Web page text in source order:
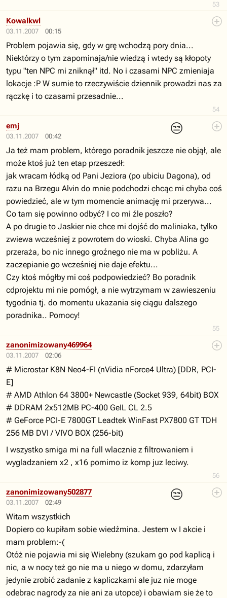
53
03.11.2007 00:15
54
Kowalkwl
Problem pojawia się, gdy w grę wchodzą pory dnia...
Niektórzy o tym zapominaja/nie wiedzą i wtedy są kłopoty
typu "ten NPC mi zniknął" itd. No i czasami NPC zmieniaja
lokacje :P W sumie to rzeczywiście dziennik prowadzi nas za
rączkę i to czasami przesadnie...
03.11.2007 00:42
😒
55
emj
Ja też mam problem, którego poradnik jeszcze nie objął, ale
może ktoś już ten etap przeszedł:
jak wracam łódką od Pani Jeziora (po ubiciu Dagona), od
razu na Brzegu Alvin do mnie podchodzi chcąc mi chyba coś
powiedzieć, ale w tym momencie animację mi przerywa...
Co tam się powinno odbyć? I co mi źle poszło?
A po drugie to Jaskier nie chce mi dojść do maliniaka, tylko
zwiewa wcześniej z powrotem do wioski. Chyba Alina go
przeraża, bo nic innego groźnego nie ma w pobliżu. A
zaczepianie go wcześniej nie daje efektu...
Czy ktoś mógłby mi coś podpowiedzieć? Bo poradnik
cdprojektu mi nie pomógł, a nie wytrzymam w zawieszeniu
tygodnia tj. do momentu ukazania się ciągu dalszego
poradnika.. Pomocy!
03.11.2007 02:06
56
zanonimizowany469964
# Microstar K8N Neo4-FI (nVidia nForce4 Ultra) [DDR, PCI-
E]
# AMD Athlon 64 3800+ Newcastle (Socket 939, 64bit) BOX
# DDRAM 2x512MB PC-400 GeIL CL 2.5
# GeForce PCI-E 7800GT Leadtek WinFast PX7800 GT TDH
256 MB DVI / VIVO BOX (256-bit)
I wszystko smiga mi na full wlacznie z filtrowaniem i
wygladzaniem x2 , x16 pomimo iz komp juz leciwy.
03.11.2007 02:49
😒
zanonimizowany502877
Witam wszystkich
Dopiero co kupiłam sobie wiedźmina. Jestem w I akcie i
mam problem:-(
Otóż nie pojawia mi się Wielebny (szukam go pod kaplicą i
nic, a w nocy też go nie ma u niego w domu, zdarzyłam
jedynie zrobić zadanie z kapliczkami ale juz nie moge
odebrac nagrody za nie ani za utopce) i obawiam sie że to